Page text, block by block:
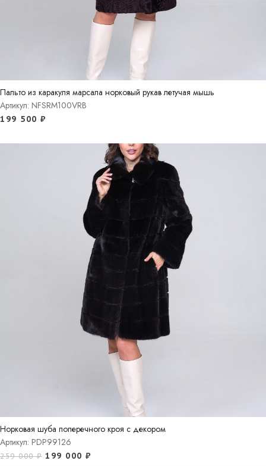
Пальто из каракуля марсала норковый рукав летучая мышь
Артикул: NFSRM100VRB
199 500 ₽
Норковая шуба поперечного кроя с декором
Артикул: PDP99126
259 000₽ 199 000 ₽